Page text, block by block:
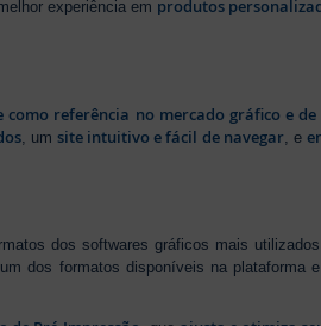
experiência em produtos
como referência no mercado gráfico e
, um site intuitivo e fácil de navegar , e
dos softwares gráficos mais
dos formatos disponíveis na plataforma